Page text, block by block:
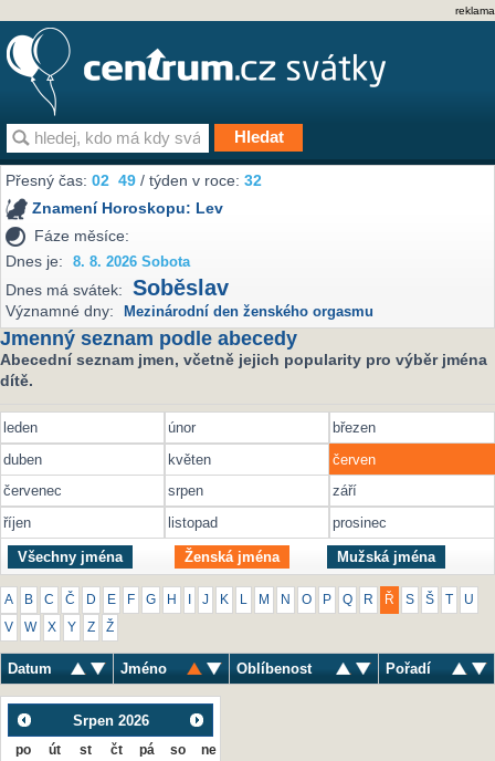
reklama
Přesný čas:02 49 / týden v roce:32
Znamení Horoskopu: Lev
Fáze měsíce:
Dnes je:
8. 8. 2026 Sobota
Dnes má svátek: Soběslav
Významné dny: Mezinárodní den ženského orgasmu
Jmenný seznam podle abecedy
Abecední seznam jmen, včetně jejich popularity pro výběr jména
dítě.
leden únor
březen
duben
květen
červen
červenec
srpen
září
říjen
listopad prosinec
Všechny jména Ženská jména Mužská jména
A B C Č D E F G H J K M N O P Q R Ř S Š U
V W X Y Z Ž
Datum Jméno Oblíbenost Pořadí
Srpen 2026
po út st čt pá so ne